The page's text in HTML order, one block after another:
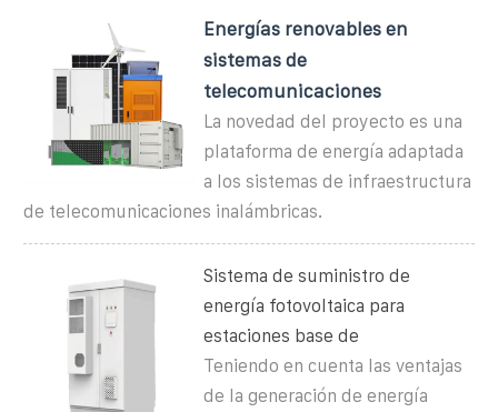
Energías renovables en
sistemas de
telecomunicaciones
La novedad del proyecto es una
plataforma de energía adaptada
a los sistemas de infraestructura
de telecomunicaciones inalámbricas.
Sistema de suministro de
energía fotovoltaica para
estaciones base de
Teniendo en cuenta las ventajas
de la generación de energía